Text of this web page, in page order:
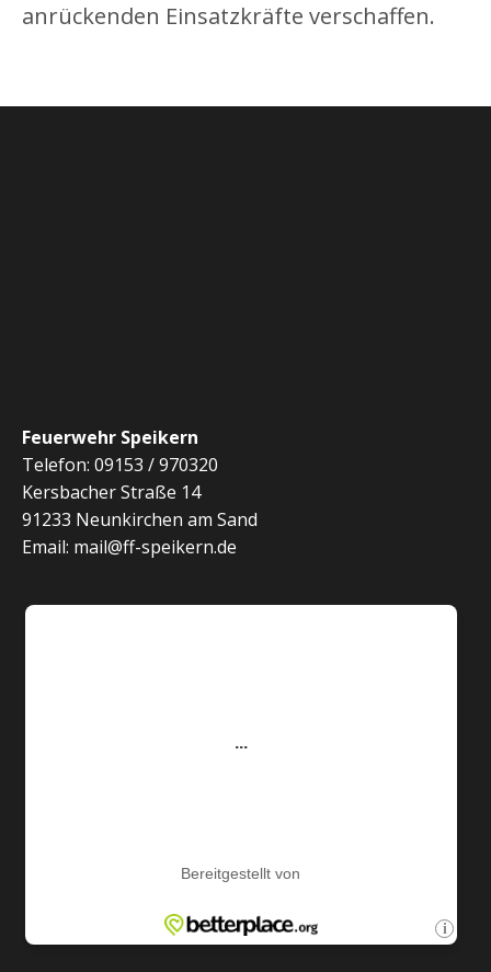
anrückenden Einsatzkräfte verschaffen.
Feuerwehr Speikern
Telefon: 09153 / 970320
Kersbacher Straße 14
91233 Neunkirchen am Sand
Email: mail@ff-speikern.de